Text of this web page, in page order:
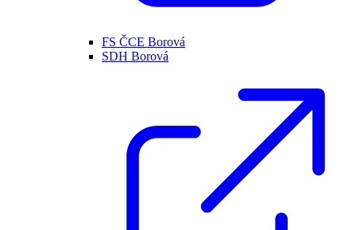
FS ČCE Borová
SDH Borová